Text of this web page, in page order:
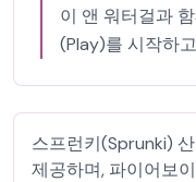
이 앤 워터걸과
(Play)를 시작하
스프런키(Sprunki)
제공하며, 파이어보